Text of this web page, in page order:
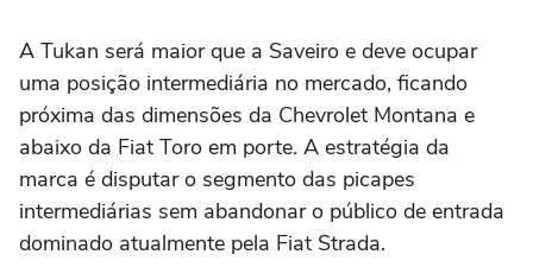
A Tukan será maior que a Saveiro e deve ocupar
uma posição intermediária no mercado, ficando
próxima das dimensões da Chevrolet Montana e
abaixo da Fiat Toro em porte. A estratégia da
marca é disputar o segmento das picapes
intermediárias sem abandonar o público de entrada
dominado atualmente pela Fiat Strada.